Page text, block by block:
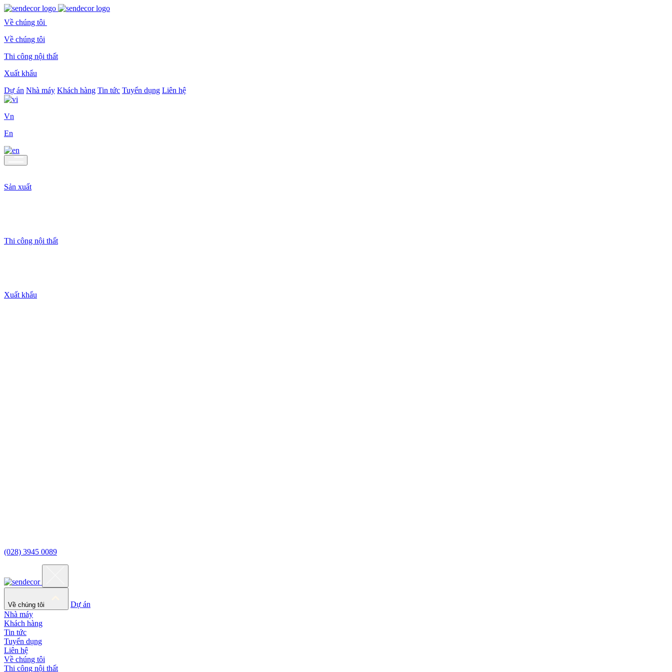
Về chúng tôi
Về chúng tôi
Thi công nội thất
Xuất khẩu
Dự án Nhà máy Khách hàng Tin tức Tuyển dụng Liên hệ
Vn
En
Sản xuất
Thi công nội thất
Xuất khẩu
(028) 3945 0089
Về chúng tôi
Dự án
Nhà máy
Khách hàng
Tin tức
Tuyển dụng
Liên hệ
Về chúng tôi
Thi công nội thất